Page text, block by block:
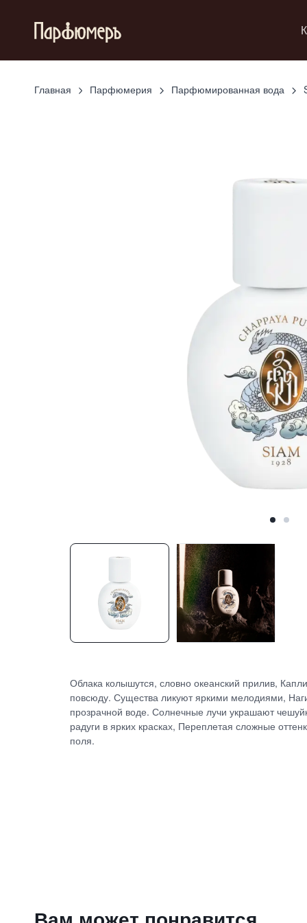
Главная Парфюмерия Парфюмированная вода
Облака колышутся, словно океанский прилив,
повсюду. Существа ликуют яркими мелодиями,
прозрачной воде. Солнечные лучи украшают
радуги в ярких красках, Переплетая сложные
поля.